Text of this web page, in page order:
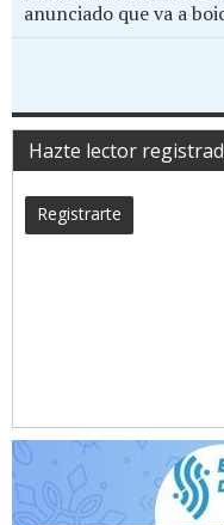
anunciado que va a
Hazte lector
Registrarte